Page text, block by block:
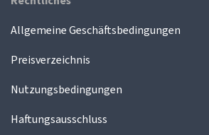
Allgemeine Geschäftsbedingungen
Preisverzeichnis
Nutzungsbedingungen
Haftungsausschluss